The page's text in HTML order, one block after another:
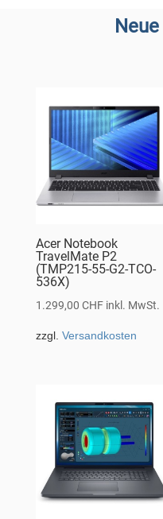
Acer Notebook
TravelMate P2
(TMP215-55-G2-TCO-
536X)
1.299,00 CHF inkl. MwSt.
zzgl. Versandkosten